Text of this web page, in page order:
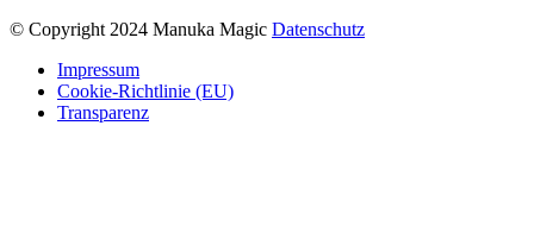
© Copyright 2024 Manuka Magic Datenschutz
Impressum
Cookie-Richtlinie (EU)
Transparenz